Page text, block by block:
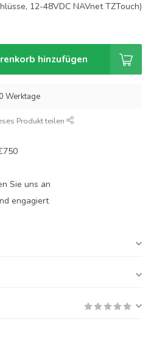
12-48VDC NAVnet TZTouch)
hinzufügen
Werktage
Produkt teilen
Sie uns an
engagiert